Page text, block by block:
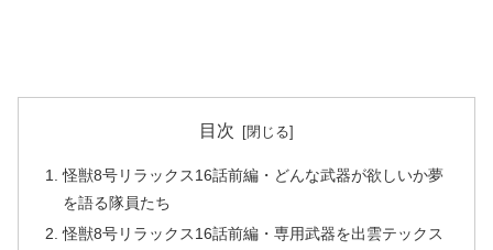
目次
怪獣8号リラックス16話前編・どんな武器が欲しいか夢
を語る隊員たち
怪獣8号リラックス16話前編・専用武器を出雲テックス